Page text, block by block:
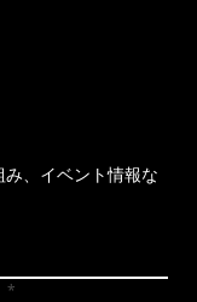
、イベント情報な